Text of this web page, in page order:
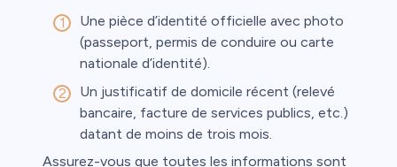
Une pièce d’identité officielle avec photo
(passeport, permis de conduire ou carte
nationale d’identité).
Un justificatif de domicile récent (relevé
bancaire, facture de services publics, etc.)
datant de moins de trois mois.
Assurez-vous que toutes les informations sont